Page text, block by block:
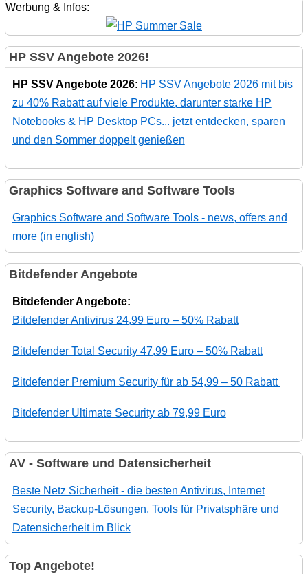
Werbung & Infos:
HP SSV Angebote 2026!
HP SSV Angebote 2026: HP SSV Angebote 2026 mit bis
zu 40% Rabatt auf viele Produkte, darunter starke HP
Notebooks & HP Desktop PCs... jetzt entdecken, sparen
und den Sommer doppelt genießen
Graphics Software and Software Tools
Graphics Software and Software Tools - news, offers and
more (in english)
Bitdefender Angebote
Bitdefender Angebote:
Bitdefender Antivirus 24,99 Euro – 50% Rabatt
Bitdefender Total Security 47,99 Euro – 50% Rabatt
Bitdefender Premium Security für ab 54,99 – 50 Rabatt
Bitdefender Ultimate Security ab 79,99 Euro
AV - Software und Datensicherheit
Beste Netz Sicherheit - die besten Antivirus, Internet
Security, Backup-Lösungen, Tools für Privatsphäre und
Datensicherheit im Blick
Top Angebote!